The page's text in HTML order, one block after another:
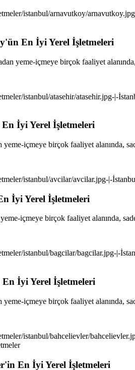
istanbul/arnavutkoy/
En İyi Yerel İşletmeleri
yeme-içmeye birçok faaliyet
istanbul/atasehir/atasehir.jpg-|-
İyi Yerel İşletmeleri
yeme-içmeye birçok faaliyet alanında,
istanbul/avcilar/avcilar.jpg-|-
İyi Yerel İşletmeleri
içmeye birçok faaliyet alanında,
istanbul/bagcilar/bagcilar.jpg-|-
İyi Yerel İşletmeleri
yeme-içmeye birçok faaliyet alanında,
istanbul/bahcelievler/
En İyi Yerel İşletmeleri